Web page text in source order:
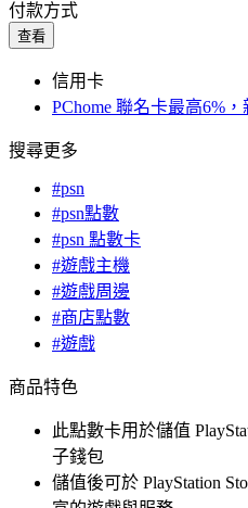
付款方式
查看
信用卡
PChome 聯名卡最高6%
搜尋更多
#psn
#psn點數
#psn 點數卡
#遊戲主機
#遊戲周邊
#商店點數
#遊戲
商品特色
此點數卡用於儲值
子錢包
儲值後可於 PlayStation